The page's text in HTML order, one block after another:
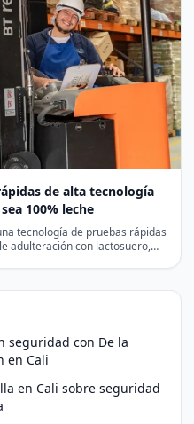
de alta tecnología
100% leche
tecnología de pruebas rápidas
adulteración con lactosuero,
seguridad con De la
en Cali
en Cali sobre seguridad